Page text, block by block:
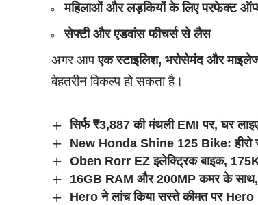
महिलाओं और लड़कियों के लिए परफेक्ट
सेफ्टी और एडवांस फीचर्स से लैस
अगर आपएक स्टाइलिश, भरोसेमंद और
बेहतरीन विकल्प हो सकता है।
सिर्फ ₹3,887 की मंथली EMI पर, घर
New Honda Shine 125 Bike: हीरो
Oben Rorr EZ इलेक्ट्रिक बाइक,
16GB RAM और 200MP कमर के साथ,
Hero ने लांच किया सस्ते कीमत पर